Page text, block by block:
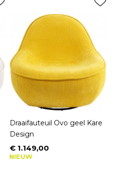
Draaifauteuil Ovo geel Kare
Design
Prijs
€ 1.149,00
NIEUW